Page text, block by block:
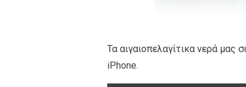
Τα αιγαιοπελαγίτικα νερά μας
iPhone.